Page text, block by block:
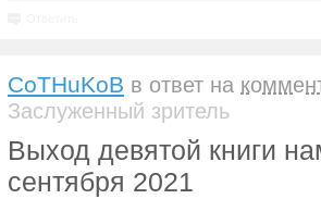
CoTHuKoB в ответ на
Заслуженный зритель
Выход девятой книги
сентября 2021